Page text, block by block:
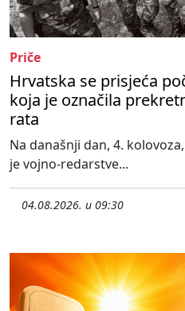
Priče
Hrvatska se prisjeća
koja je označila
rata
Na današnji dan, 4.
je vojno-redarstve...
04.08.2026. u 09:30